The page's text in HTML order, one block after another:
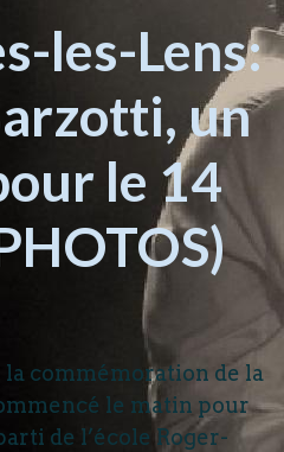
les-Lens:
un
le 14
la commémoration de la
le matin pour
de l’école Roger-